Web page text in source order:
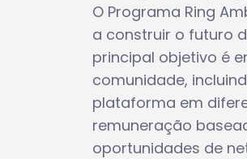
O Programa Ring
a construir o futuro
principal objetivo é
comunidade,
plataforma em
remuneração
oportunidades de